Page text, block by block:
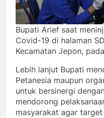
Bupati Arief saat
Covid-19 di halaman
Kecamatan Jepon,
Lebih lanjut Bupati
Petanesia maupun
untuk bersinergi
mendorong
masyarakat agar